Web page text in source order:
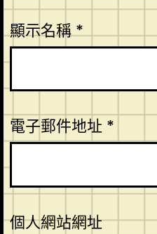
顯示名稱*
電子郵件地址 *
個人網站網址